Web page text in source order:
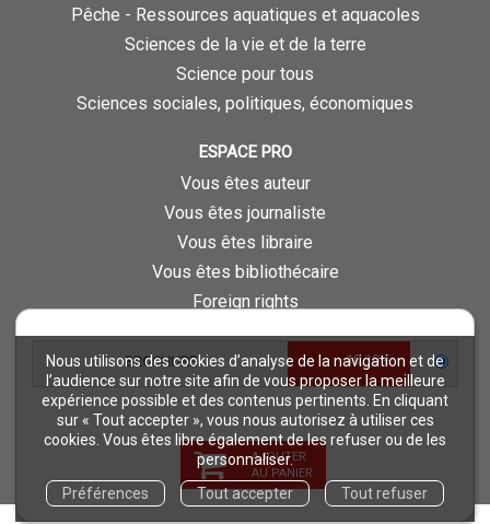
Nous utilisons des cookies d’analyse de la navigation et de
l’audience sur notre site afin de vous proposer la meilleure
expérience possible et des contenus pertinents. En cliquant
sur « Tout accepter », vous nous autorisez à utiliser ces
cookies. Vous êtes libre également de les refuser ou de les
personnaliser.
Préférences
Tout accepter Tout refuser
BROCHURE 10,10 €
AJOUTER
AU PANIER
Pêche - Ressources aquatiques et aquacoles
Sciences de la vie et de la terre
Science pour tous
Sciences sociales, politiques, économiques
ESPACE PRO
Vous êtes auteur
Vous êtes journaliste
Vous êtes libraire
Vous êtes bibliothécaire
Foreign rights
Procédure d'évaluation
NOTRE SITE
Quae © 2018
Mentions légales
Déclaration d'accessibilité